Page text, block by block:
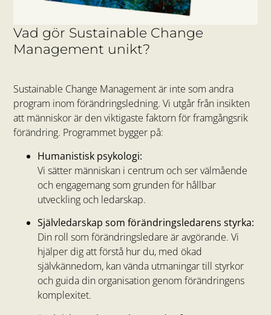
Vad gör Sustainable Change
Management unikt?
Sustainable Change Management är inte som andra
program inom förändringsledning. Vi utgår från insikten
att människor är den viktigaste faktorn för framgångsrik
förändring. Programmet bygger på:
Humanistisk psykologi:
Vi sätter människan i centrum och ser välmående
och engagemang som grunden för hållbar
utveckling och ledarskap.
Självledarskap som förändringsledarens styrka:
Din roll som förändringsledare är avgörande. Vi
hjälper dig att förstå hur du, med ökad
självkännedom, kan vända utmaningar till styrkor
och guida din organisation genom förändringens
komplexitet.